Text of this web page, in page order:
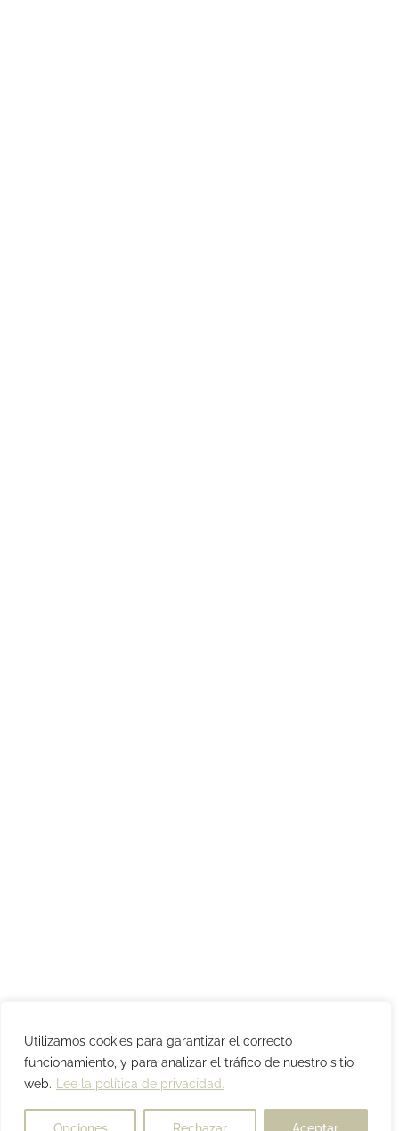
Utilizamos cookies para garantizar el correcto
funcionamiento, y para analizar el tráfico de nuestro sitio
web.
Lee la política de privacidad.